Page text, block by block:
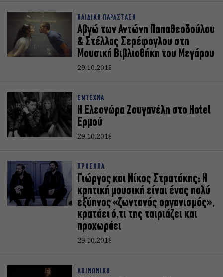
ΠΑΙΔΙΚΗ ΠΑΡΑΣΤΑΣΗ
Αβγώ των Αντώνη Παπαθεοδούλου
& Στέλλας Σερέφογλου στη
Μουσική Βιβλιοθήκη του Μεγάρου
29.10.2018
ΕΝΤΕΧΝΑ
Η Ελεονώρα Ζουγανέλη στο Hotel
Ερμού
29.10.2018
ΠΡΟΣΩΠΑ
Γιώργος και Νίκος Στρατάκης: Η
κρητική μουσική είναι ένας πολύ
εξύπνος «ζωντανός οργανισμός»,
κρατάει ό,τι της ταιριάζει και
προχωράει
29.10.2018
ΚΟΙΝΩΝΙΚΟ